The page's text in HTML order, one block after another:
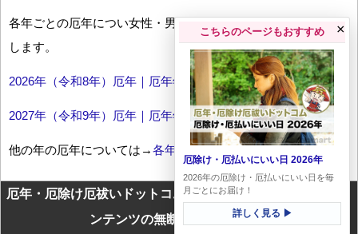
各年ごとの厄年につい女性・男性の年齢早見表とともにお伝え
します。
2026年（令和8年）厄年｜厄年年齢早見表
2027年（令和9年）厄年｜厄年年齢早見表
他の年の厄年については→各年厄年一覧
厄年・厄除け厄祓いドットコムに掲載のテキスト・画像等コ
ンテンツの無断転載を禁じます
こちらのページもおすすめ
厄除け・厄払いにいい日 2026年
2026年の厄除け・厄払いにいい日を毎
月ごとにお届け！
詳しく見る ▶
×